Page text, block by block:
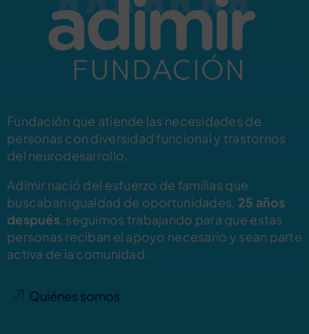
Fundación que atiende las necesidades de
personas con diversidad funcional y trastornos
del neurodesarrollo.
Adimir nació del esfuerzo de familias que
buscaban igualdad de oportunidades. 25 años
después, seguimos trabajando para que estas
personas reciban el apoyo necesario y sean parte
activa de la comunidad.
Quiénes somos